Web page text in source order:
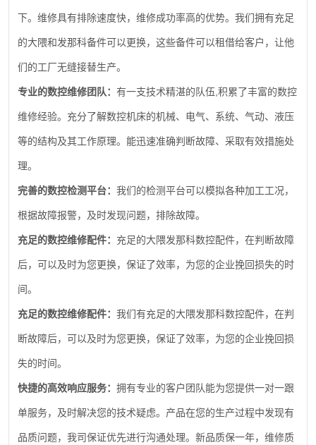
下。维修具有排除速度快，维修成功率高的优势。我们拥有充足
的大隈和发那科备件可以更换，这些备件可以租借给客户，让他
们的工厂无缝接替生产。
专业的数控维修团队： 有一支技术精湛的队伍 ,积累了丰富的数控
维修经验。充分了解数控机床的机械、电气、系统、气动、液压
等的结构及其工作原理。能迅速准确判断故障、采取有效措施处
理。
完善的数控检测平台： 我们的检测平台可以模拟各种加工工况，
根据故障报警，及时发现问题，排除故障。
充足的数控维修配件： 充足的大隈发那科数控配件，在判断故障
后，可以及时为您更换，保证了效率，为您的企业挽回损失的时
间。
充足的数控维修配件： 我们有充足的大隈发那科数控配件，在判
断故障后，可以及时为您更换，保证了效率，为您的企业挽回损
失的时间。
快捷的高效响应服务： 拥有专业的客户团队能为您提供一对一跟
单服务，及时解决您的技术疑虑。产品在您的生产过程中发现有
品质问题，我司保证优先进行沟通处理。新品质保一年，维修质